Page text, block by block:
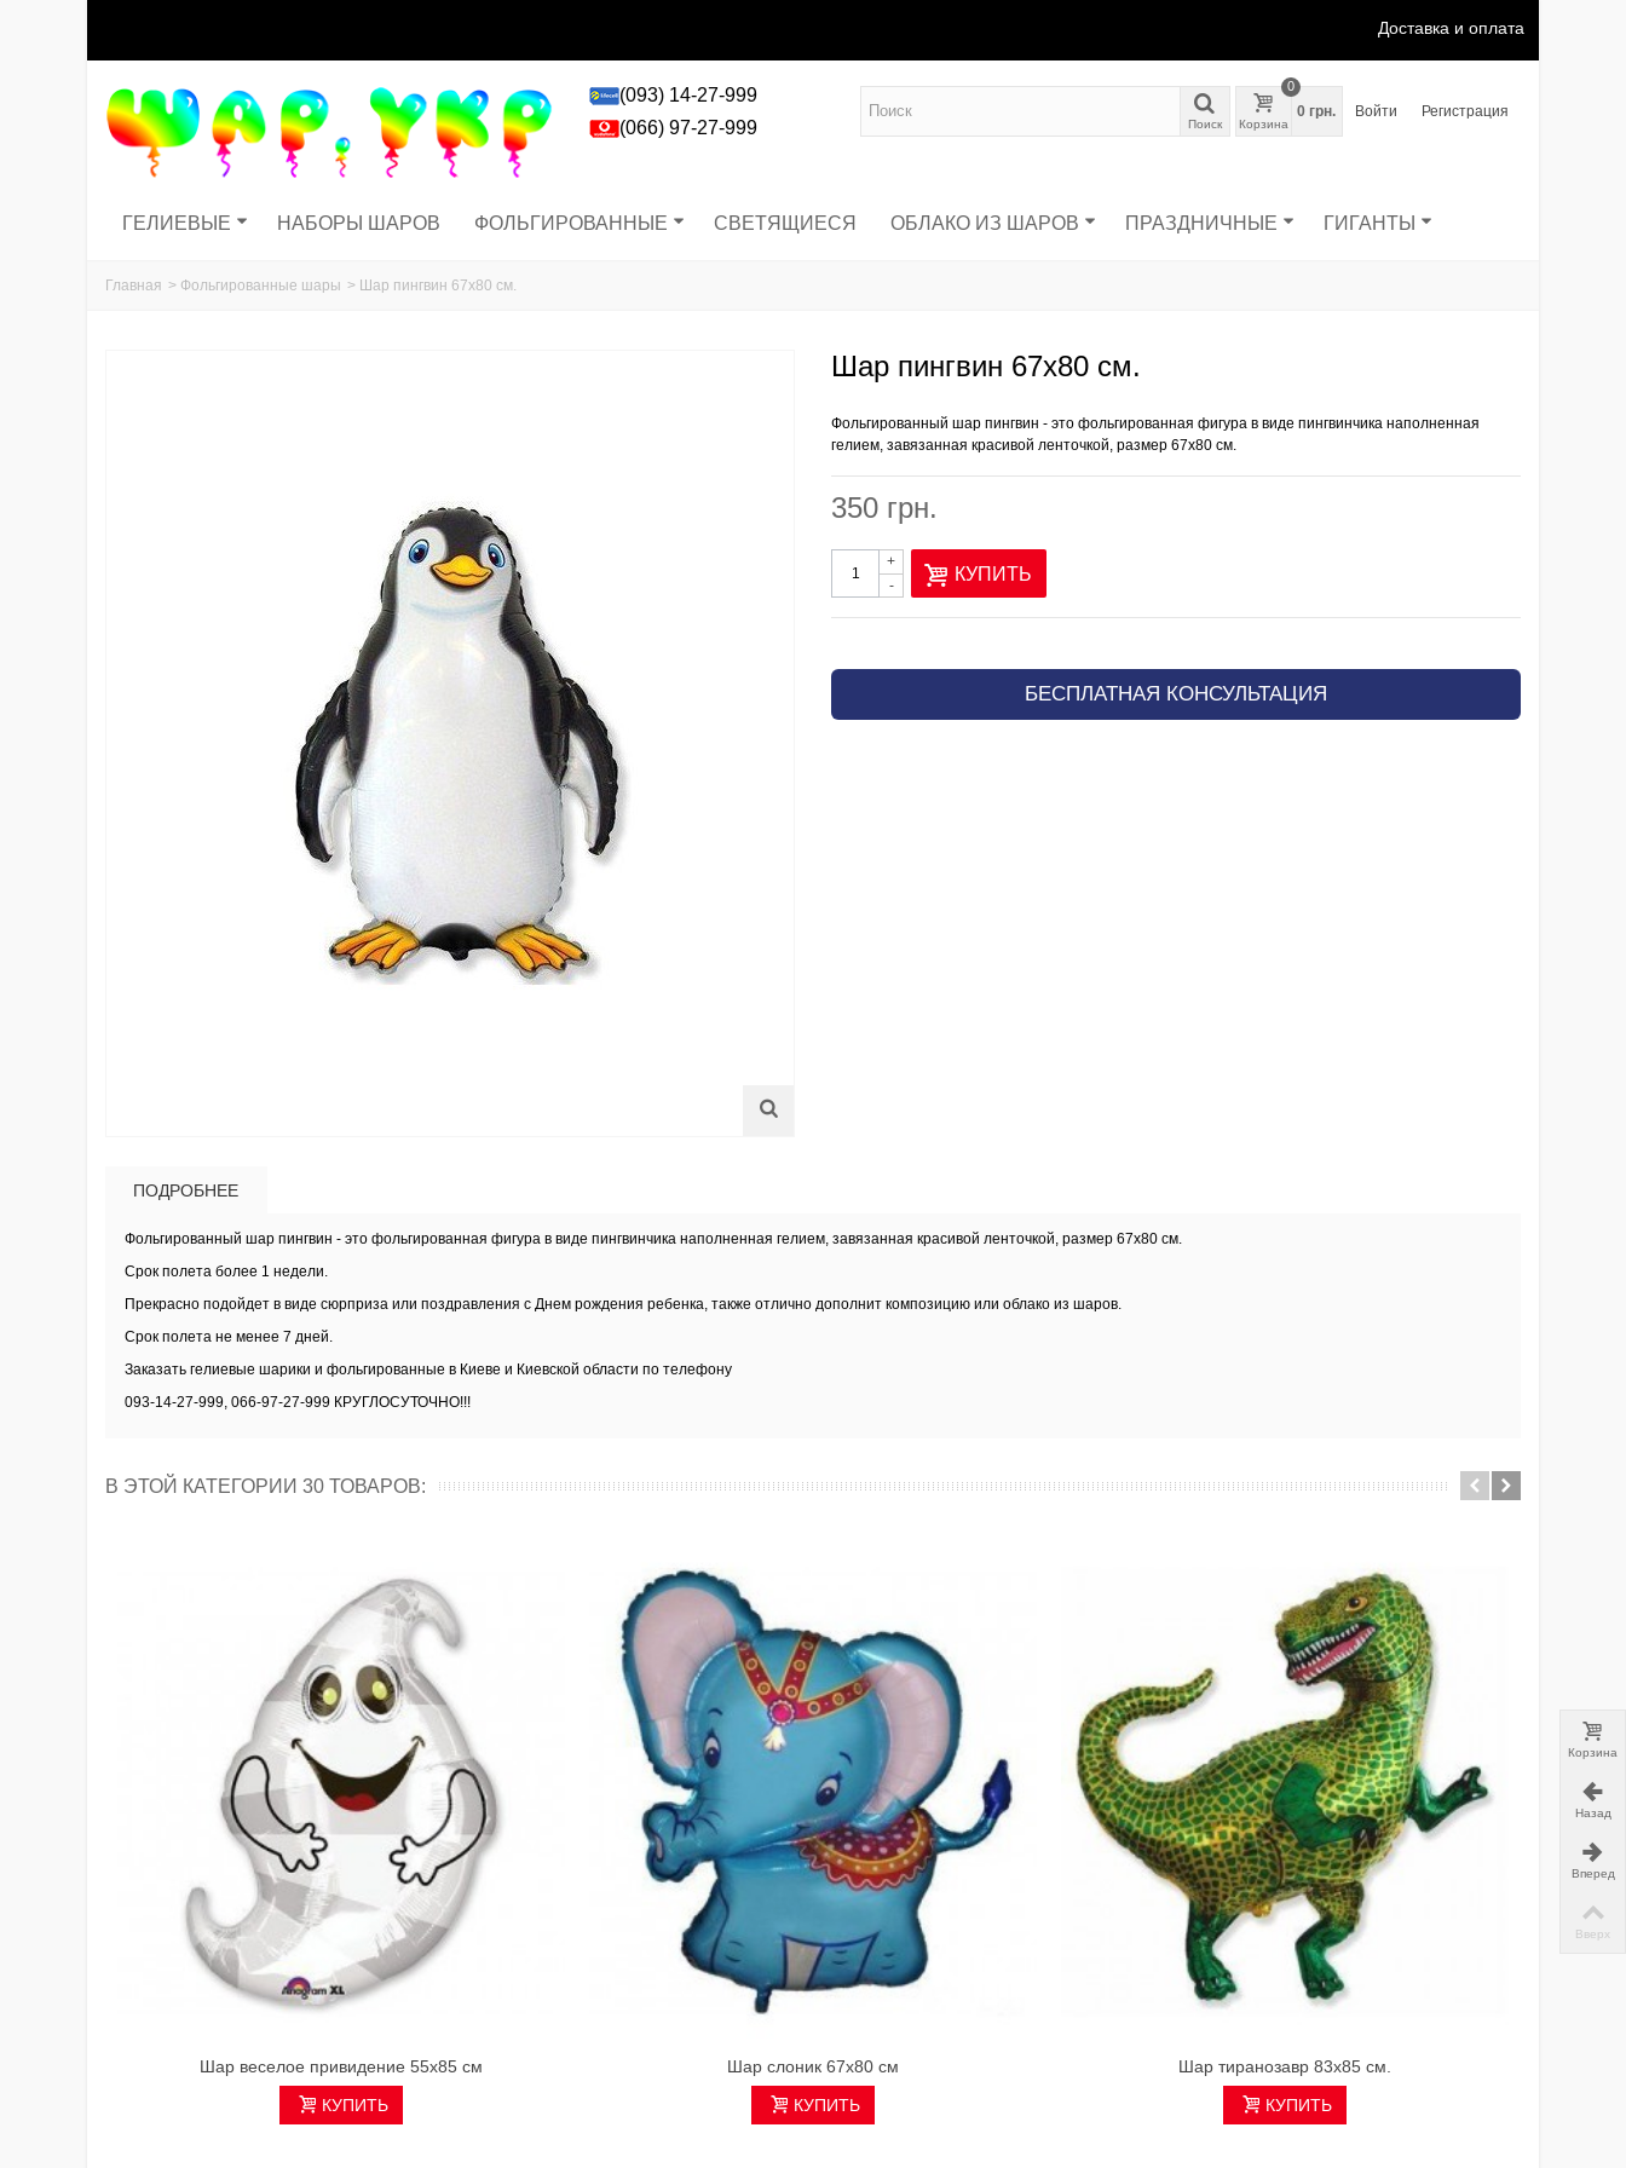
Доставка и оплата
(093) 14-27-999
(066) 97-27-999
Поиск Корзина
0
0 грн. Войти Регистрация
ГЕЛИЕВЫЕ НАБОРЫ ШАРОВ ФОЛЬГИРОВАННЫЕ СВЕТЯЩИЕСЯ ОБЛАКО ИЗ ШАРОВ ПРАЗДНИЧНЫЕ ГИГАНТЫ
Главная > Фольгированные шары > Шар пингвин 67х80 см.
Шар пингвин 67х80 см.
Фольгированный шар пингвин - это фольгированная фигура в виде пингвинчика наполненная
гелием, завязанная красивой ленточкой, размер 67х80 см.
350 грн.
-
+
КУПИТЬ
БЕСПЛАТНАЯ КОНСУЛЬТАЦИЯ
ПОДРОБНЕЕ
Фольгированный шар пингвин - это фольгированная фигура в виде пингвинчика наполненная гелием, завязанная красивой ленточкой, размер 67х80 см.
Срок полета более 1 недели.
Прекрасно подойдет в виде сюрприза или поздравления с Днем рождения ребенка, также отлично дополнит композицию или облако из шаров.
Срок полета не менее 7 дней.
Заказать гелиевые шарики и фольгированные в Киеве и Киевской области по телефону
093-14-27-999, 066-97-27-999 КРУГЛОСУТОЧНО!!!
В ЭТОЙ КАТЕГОРИИ 30 ТОВАРОВ:
Шар веселое привидение 55х85 см
КУПИТЬ
Шар слоник 67х80 см
КУПИТЬ
Шар тиранозавр 83х85 см.
КУПИТЬ
Корзина
Назад
Вперед
Вверх